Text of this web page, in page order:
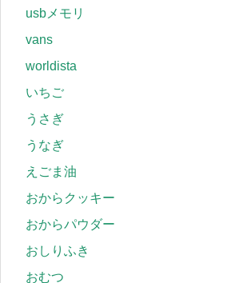
usbメモリ
vans
worldista
いちご
うさぎ
うなぎ
えごま油
おからクッキー
おからパウダー
おしりふき
おむつ